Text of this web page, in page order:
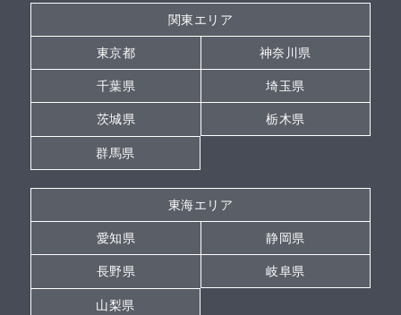
関東エリア
東京都 神奈川県
千葉県 埼玉県
茨城県 栃木県
群馬県
東海エリア
愛知県 静岡県
長野県 岐阜県
山梨県